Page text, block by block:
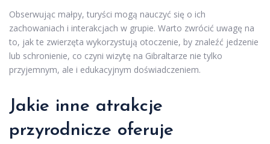
Obserwując małpy, turyści mogą nauczyć się o ich
zachowaniach i interakcjach w grupie. Warto zwrócić uwagę na
to, jak te zwierzęta wykorzystują otoczenie, by znaleźć jedzenie
lub schronienie, co czyni wizytę na Gibraltarze nie tylko
przyjemnym, ale i edukacyjnym doświadczeniem.
Jakie inne atrakcje
przyrodnicze oferuje